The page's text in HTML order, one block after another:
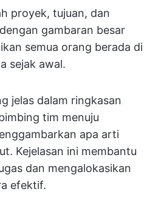
proyek, tujuan, dan
gambaran besar
semua orang berada di
sejak awal.
jelas dalam ringkasan
tim menuju
apa arti
Kejelasan ini membantu
dan mengalokasikan
efektif.